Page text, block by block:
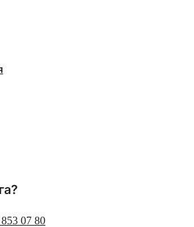
07 80